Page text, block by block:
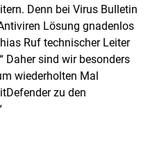
Denn bei Virus Bulletin
Lösung gnadenlos
Ruf technischer Leiter
Daher sind wir besonders
wiederholten Mal
zu den